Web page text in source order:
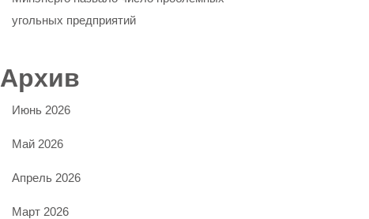
угольных предприятий
Архив
Июнь 2026
Май 2026
Апрель 2026
Март 2026